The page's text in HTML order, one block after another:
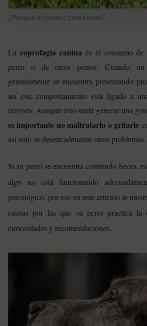
¿Por qué mi perro come heces?
La coprofagia canina es el consumo de
perro o de otros perros. Cuando un
generalmente se encuentra presentando
así este comportamiento está ligado a
razones. Aunque esto suele generar una
es importante no maltratarlo o gritarle
así sólo se desencadenarán otros problemas.
Si su perro se encuentra comiendo heces,
algo no está funcionando
psicológico, por eso en este artículo le
causas por las que su perro practica la
curiosidades y recomendaciones.